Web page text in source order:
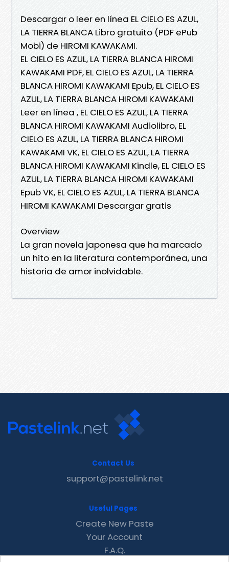
Descargar o leer en línea EL CIELO ES AZUL,
LA TIERRA BLANCA Libro gratuito (PDF ePub
Mobi) de HIROMI KAWAKAMI.
EL CIELO ES AZUL, LA TIERRA BLANCA HIROMI
KAWAKAMI PDF, EL CIELO ES AZUL, LA TIERRA
BLANCA HIROMI KAWAKAMI Epub, EL CIELO ES
AZUL, LA TIERRA BLANCA HIROMI KAWAKAMI
Leer en línea , EL CIELO ES AZUL, LA TIERRA
BLANCA HIROMI KAWAKAMI Audiolibro, EL
CIELO ES AZUL, LA TIERRA BLANCA HIROMI
KAWAKAMI VK, EL CIELO ES AZUL, LA TIERRA
BLANCA HIROMI KAWAKAMI Kindle, EL CIELO ES
AZUL, LA TIERRA BLANCA HIROMI KAWAKAMI
Epub VK, EL CIELO ES AZUL, LA TIERRA BLANCA
HIROMI KAWAKAMI Descargar gratis
Overview
La gran novela japonesa que ha marcado
un hito en la literatura contemporánea, una
historia de amor inolvidable.
Contact Us
support@pastelink.net
Useful Pages
Create New Paste
Your Account
F.A.Q.